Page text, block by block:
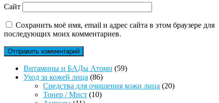
Сайт
Сохранить моё имя, email и адрес сайта в этом браузере для
последующих моих комментариев.
Витамины и БАДы Атоми 5959
Уход за кожей лица 8686
товаров
Средства для очищения кожи лица 2020
Тонер / Мист 1010